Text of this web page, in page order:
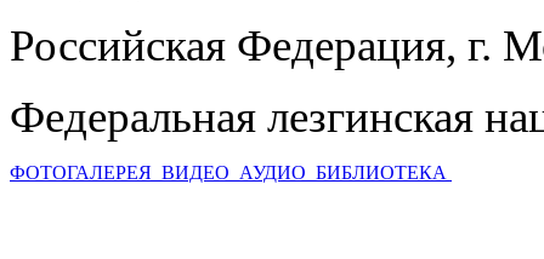
Российская Федерация, г.
Федеральная лезгинская
ФОТОГАЛЕРЕЯ ВИДЕО АУДИО БИБЛИОТЕКА